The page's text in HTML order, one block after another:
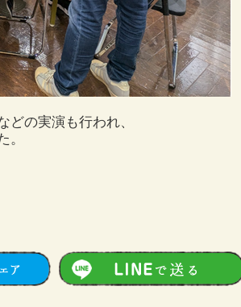
の実演も行われ、
。